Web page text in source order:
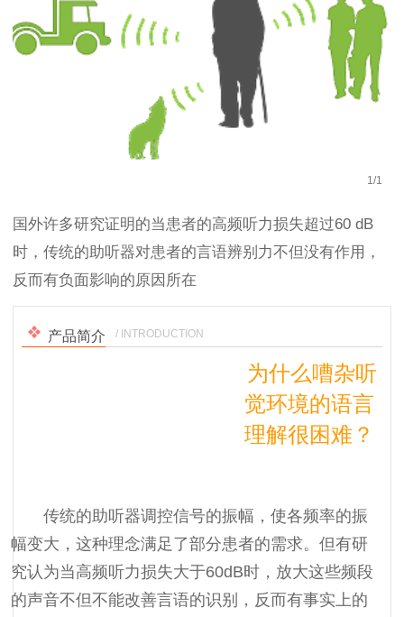
1 /1
国外许多研究证明的当患者的高频听力损失超过60 dB
时，传统的助听器对患者的言语辨别力不但没有作用，
反而有负面影响的原因所在
产品简介 / INTRODUCTION
为什么嘈杂听
觉环境的语言
理解很困难？
传统的助听器调控信号的振幅，使各频率的振
幅变大，这种理念满足了部分患者的需求。但有研
究认为当高频听力损失大于60dB时，放大这些频段
的声音不但不能改善言语的识别，反而有事实上的